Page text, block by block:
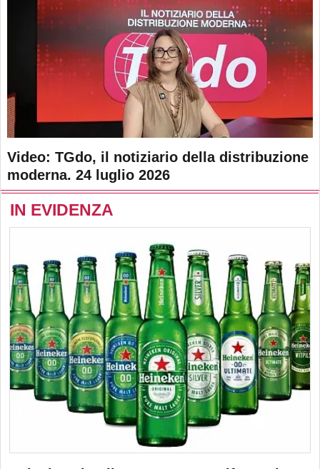
Video: TGdo, il notiziario della distribuzione
moderna. 24 luglio 2026
IN EVIDENZA